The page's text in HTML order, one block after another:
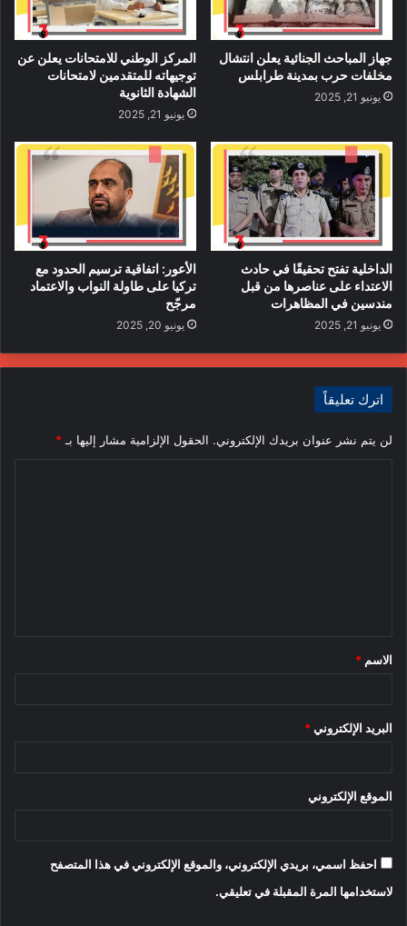
جهاز المباحث الجنائية يعلن انتشال
مخلفات حرب بمدينة طرابلس
يونيو 21, 2025
المركز الوطني للامتحانات يعلن عن
توجيهاته للمتقدمين لامتحانات
الشهادة الثانوية
يونيو 21, 2025
الداخلية تفتح تحقيقًا في حادث
الاعتداء على عناصرها من قبل
مندسين في المظاهرات
يونيو 21, 2025
الأعور: اتفاقية ترسيم الحدود مع
تركيا على طاولة النواب والاعتماد
مرجّح
يونيو 20, 2025
اترك تعليقاً
لن يتم نشر عنوان بريدك الإلكتروني. الحقول الإلزامية مشار إليها بـ *
*
الاسم *
البريد الإلكتروني *
الموقع الإلكتروني
احفظ اسمي، بريدي الإلكتروني، والموقع الإلكتروني في هذا المتصفح
لاستخدامها المرة المقبلة في تعليقي.